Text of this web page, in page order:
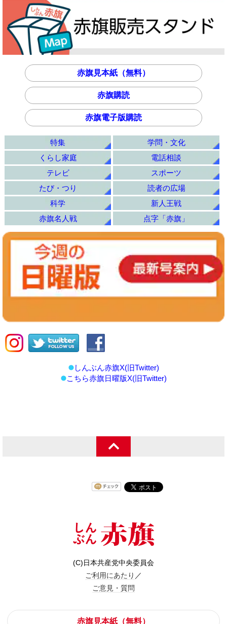
赤旗見本紙（無料）
赤旗購読
赤旗電子版購読
特集
学問・文化
くらし家庭
電話相談
テレビ
スポーツ
たび・つり
読者の広場
科学
新人王戦
赤旗名人戦
点字「赤旗」
しんぶん赤旗X(旧Twitter)
こちら赤旗日曜版X(旧Twitter)
(C)日本共産党中央委員会
ご利用にあたり ／
ご意見・質問
赤旗見本紙（無料）